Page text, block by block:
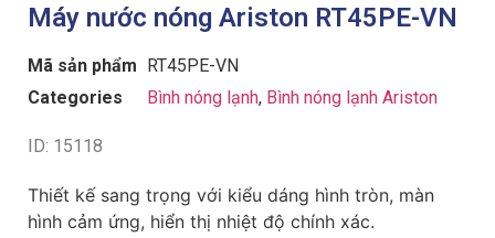
Máy nước nóng Ariston RT45PE-VN
Mã sản phẩm RT45PE-VN
Categories
Bình nóng lạnh, Bình nóng lạnh Ariston
ID: 15118
Thiết kế sang trọng với kiểu dáng hình tròn, màn
hình cảm ứng, hiển thị nhiệt độ chính xác.